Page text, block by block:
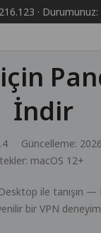
· Durumunuz:
İndir
Güncelleme:
macOS 12+
ile tanışın —
bir VPN